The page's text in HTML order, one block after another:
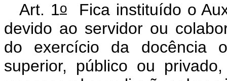
Art. 1oFica instituído o
devido ao servidor ou
do exercício da docência
superior, público ou